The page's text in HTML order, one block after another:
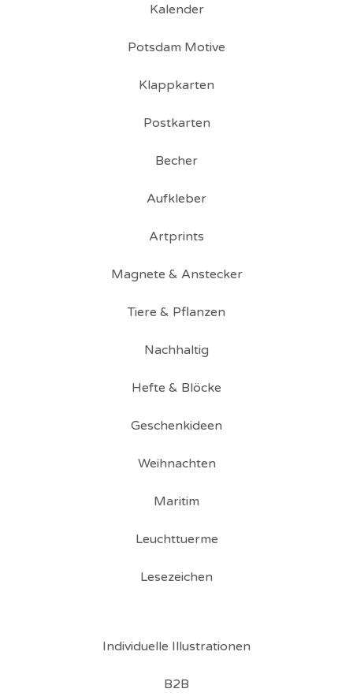
Kalender
Potsdam Motive
Klappkarten
Postkarten
Becher
Aufkleber
Artprints
Magnete & Anstecker
Tiere & Pflanzen
Nachhaltig
Hefte & Blöcke
Geschenkideen
Weihnachten
Maritim
Leuchttuerme
Lesezeichen
Individuelle Illustrationen
B2B